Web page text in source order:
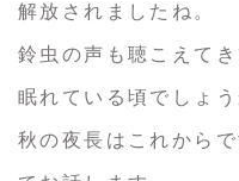
解放されましたね。
鈴虫の声も聴こえて
眠れている頃でしょう
秋の夜長はこれから